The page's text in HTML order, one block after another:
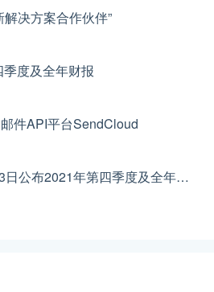
决方案合作伙伴”
度及全年财报
件API平台SendCloud
极光将于2022年3月3日公布2021年第四季度及全年财报